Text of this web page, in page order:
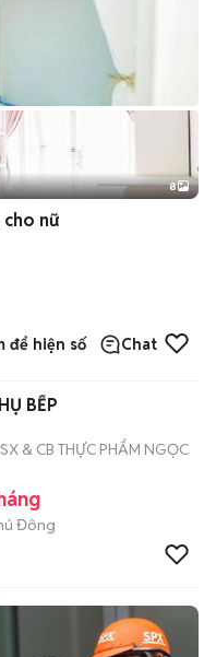
+2
8
nữ
để hiện số Chat
BẾP
& CB THỰC PHẨM NGỌC
Đông